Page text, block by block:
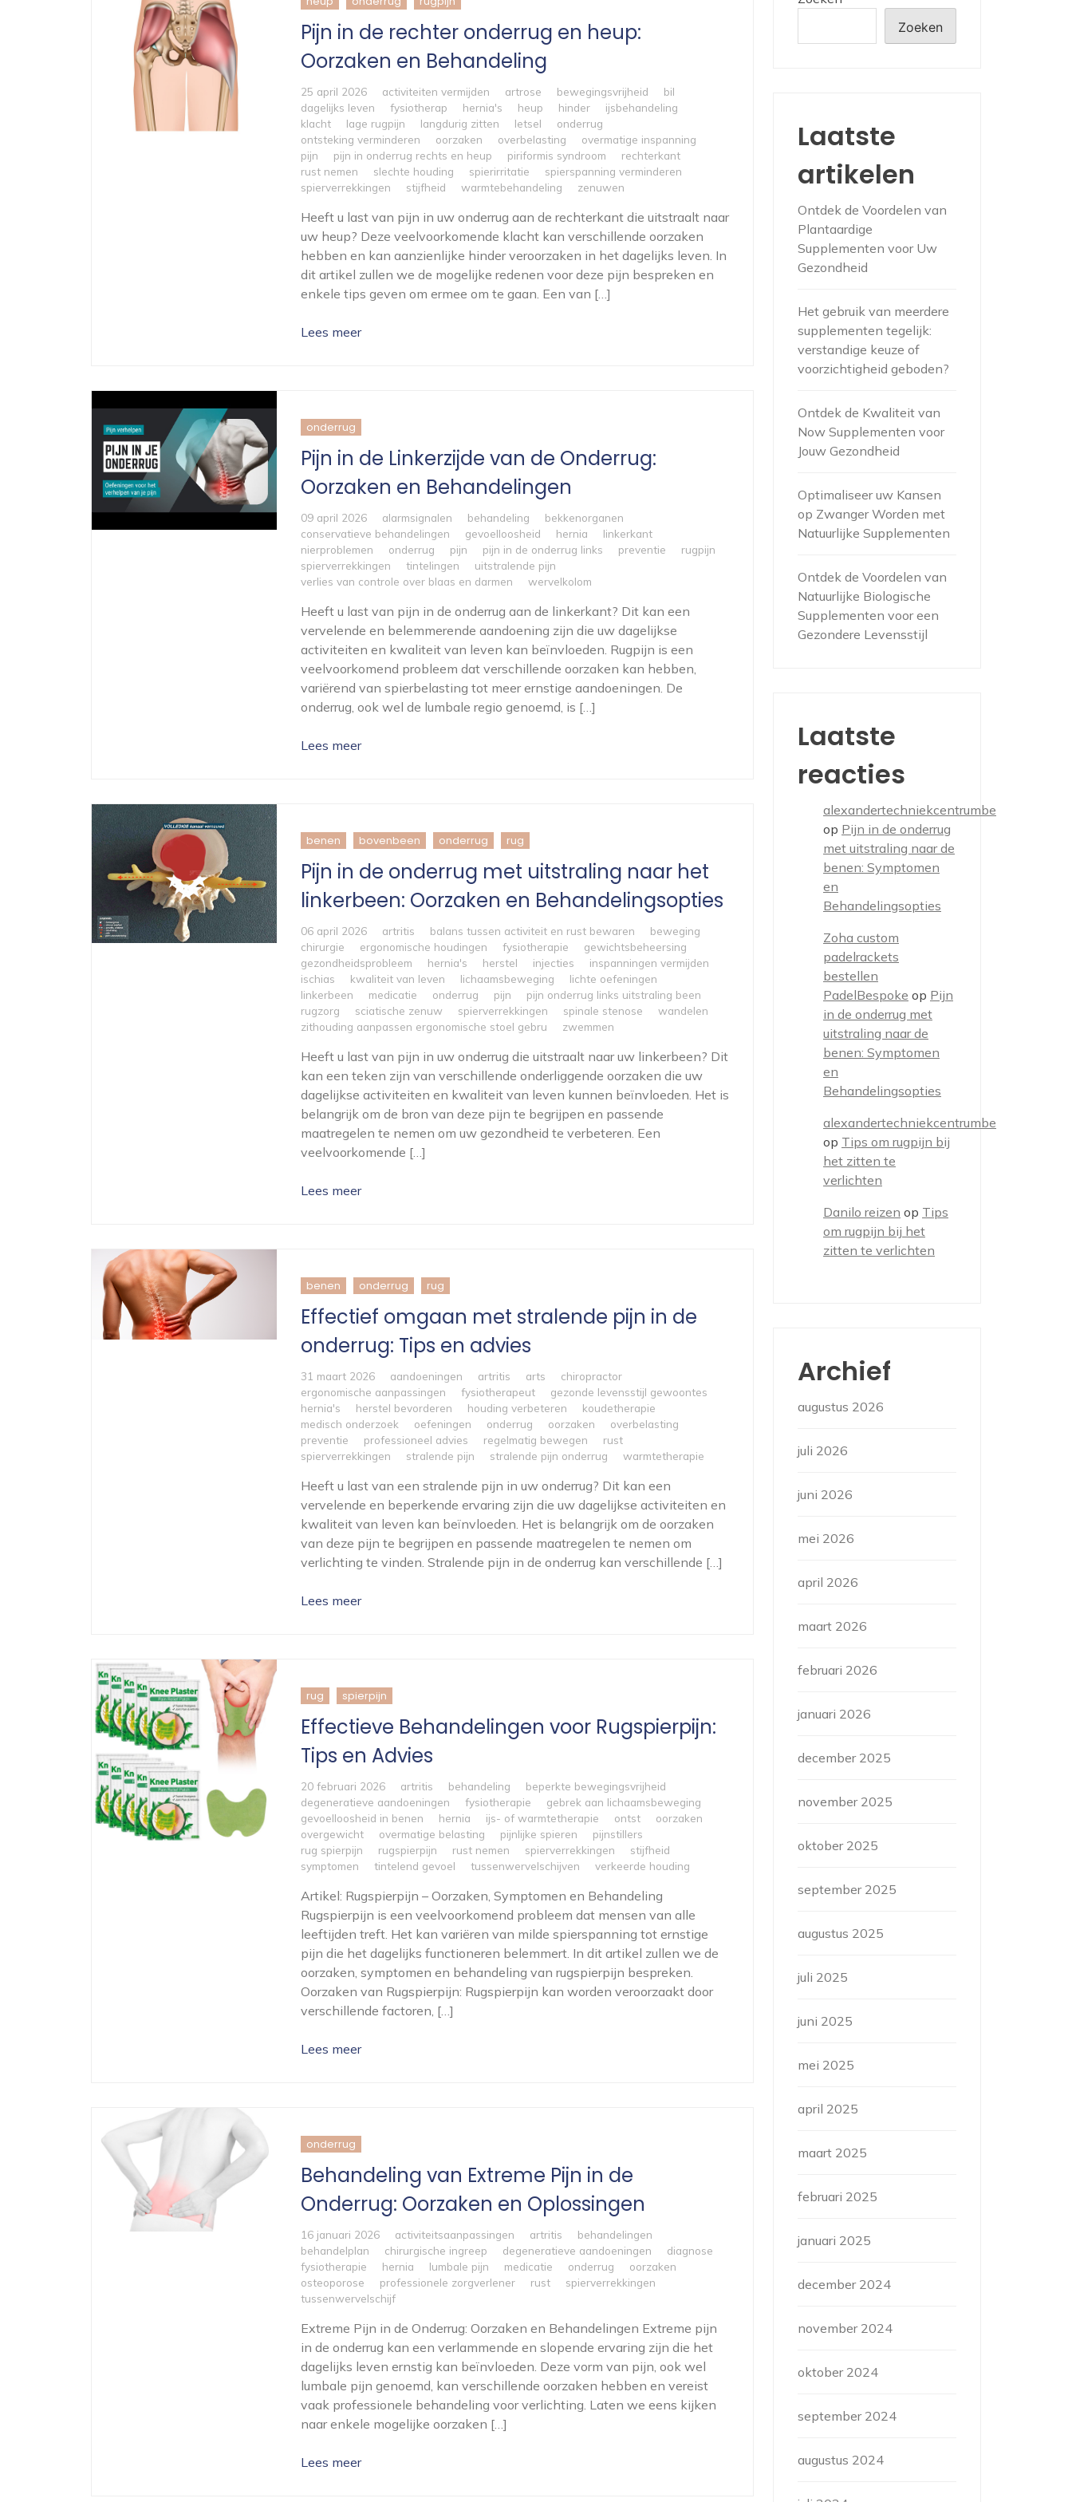
Pijn in de rechter onderrug en heup:
Oorzaken en Behandeling
25 april 2026 activiteiten vermijden artrose bewegingsvrijheid
bil
dagelijks leven
fysiotherap hernia's heup hinder
ijsbehandeling
klacht
lage rugpijn langdurig zitten letsel
onderrug
ontsteking verminderen
oorzaken overbelasting
overmatige inspanning
pijn
pijn in onderrug rechts en heup piriformis syndroom
rechterkant
rust nemen
slechte houding spierirritatie
spierspanning verminderen
spierverrekkingen
stijfheid warmtebehandeling zenuwen
Heeft u last van pijn in uw onderrug aan de rechterkant die uitstraalt naar
uw heup? Deze veelvoorkomende klacht kan verschillende oorzaken
hebben en kan aanzienlijke hinder veroorzaken in het dagelijks leven. In
dit artikel zullen we de mogelijke redenen voor deze pijn bespreken en
enkele tips geven om ermee om te gaan. Een van […]
Lees meer
onderrug
Pijn in de Linkerzijde van de Onderrug:
Oorzaken en Behandelingen
09 april 2026 alarmsignalen behandeling
bekkenorganen
conservatieve behandelingen
gevoelloosheid hernia
linkerkant
nierproblemen
onderrug pijn pijn in de onderrug links preventie
rugpijn
spierverrekkingen
tintelingen
uitstralende pijn
verlies van controle over blaas en darmen
wervelkolom
Heeft u last van pijn in de onderrug aan de linkerkant? Dit kan een
vervelende en belemmerende aandoening zijn die uw dagelijkse
activiteiten en kwaliteit van leven kan beïnvloeden. Rugpijn is een
veelvoorkomend probleem dat verschillende oorzaken kan hebben,
variërend van spierbelasting tot meer ernstige aandoeningen. De
onderrug, ook wel de lumbale regio genoemd, is […]
Lees meer
benen bovenbeen onderrug rug
Pijn in de onderrug met uitstraling naar het
linkerbeen: Oorzaken en Behandelingsopties
06 april 2026 artritis balans tussen activiteit en rust bewaren
beweging
chirurgie
ergonomische houdingen fysiotherapie
gewichtsbeheersing
gezondheidsprobleem
hernia's herstel injecties
inspanningen vermijden
ischias
kwaliteit van leven lichaamsbeweging
lichte oefeningen
linkerbeen
medicatie onderrug pijn
pijn onderrug links uitstraling been
rugzorg
sciatische zenuw spierverrekkingen spinale stenose
wandelen
zithouding aanpassen ergonomische stoel gebru
zwemmen
Heeft u last van pijn in uw onderrug die uitstraalt naar uw linkerbeen? Dit
kan een teken zijn van verschillende onderliggende oorzaken die uw
dagelijkse activiteiten en kwaliteit van leven kunnen beïnvloeden. Het is
belangrijk om de bron van deze pijn te begrijpen en passende
maatregelen te nemen om uw gezondheid te verbeteren. Een
veelvoorkomende […]
Lees meer
benen onderrug rug
Effectief omgaan met stralende pijn in de
onderrug: Tips en advies
31 maart 2026 aandoeningen artritis arts
chiropractor
ergonomische aanpassingen
fysiotherapeut
gezonde levensstijl gewoontes
hernia's
herstel bevorderen houding verbeteren
koudetherapie
medisch onderzoek
oefeningen onderrug oorzaken
overbelasting
preventie
professioneel advies regelmatig bewegen
rust
spierverrekkingen
stralende pijn stralende pijn onderrug warmtetherapie
Heeft u last van een stralende pijn in uw onderrug? Dit kan een
vervelende en beperkende ervaring zijn die uw dagelijkse activiteiten en
kwaliteit van leven kan beïnvloeden. Het is belangrijk om de oorzaken
van deze pijn te begrijpen en passende maatregelen te nemen om
verlichting te vinden. Stralende pijn in de onderrug kan verschillende […]
Lees meer
rug spierpijn
Effectieve Behandelingen voor Rugspierpijn:
Tips en Advies
20 februari 2026 artritis behandeling
beperkte bewegingsvrijheid
degeneratieve aandoeningen
fysiotherapie
gebrek aan lichaamsbeweging
gevoelloosheid in benen
hernia ijs- of warmtetherapie ontst
oorzaken
overgewicht
overmatige belasting pijnlijke spieren
pijnstillers
rug spierpijn
rugspierpijn rust nemen spierverrekkingen
stijfheid
symptomen
tintelend gevoel tussenwervelschijven verkeerde houding
Artikel: Rugspierpijn – Oorzaken, Symptomen en Behandeling
Rugspierpijn is een veelvoorkomend probleem dat mensen van alle
leeftijden treft. Het kan variëren van milde spierspanning tot ernstige
pijn die het dagelijks functioneren belemmert. In dit artikel zullen we de
oorzaken, symptomen en behandeling van rugspierpijn bespreken.
Oorzaken van Rugspierpijn: Rugspierpijn kan worden veroorzaakt door
verschillende factoren, […]
Lees meer
onderrug
Behandeling van Extreme Pijn in de
Onderrug: Oorzaken en Oplossingen
16 januari 2026 activiteitsaanpassingen artritis
behandelingen
behandelplan
chirurgische ingreep degeneratieve aandoeningen
diagnose
fysiotherapie
hernia lumbale pijn medicatie onderrug
oorzaken
osteoporose
professionele zorgverlener rust
spierverrekkingen
tussenwervelschijf
Extreme Pijn in de Onderrug: Oorzaken en Behandelingen Extreme pijn
in de onderrug kan een verlammende en slopende ervaring zijn die het
dagelijks leven ernstig kan beïnvloeden. Deze vorm van pijn, ook wel
lumbale pijn genoemd, kan verschillende oorzaken hebben en vereist
vaak professionele behandeling voor verlichting. Laten we eens kijken
naar enkele mogelijke oorzaken […]
Lees meer
Zoeken
Laatste
artikelen
Ontdek de Voordelen van
Plantaardige
Supplementen voor Uw
Gezondheid
Het gebruik van meerdere
supplementen tegelijk:
verstandige keuze of
voorzichtigheid geboden?
Ontdek de Kwaliteit van
Now Supplementen voor
Jouw Gezondheid
Optimaliseer uw Kansen
op Zwanger Worden met
Natuurlijke Supplementen
Ontdek de Voordelen van
Natuurlijke Biologische
Supplementen voor een
Gezondere Levensstijl
Laatste
reacties
alexandertechniekcentrumbe
op Pijn in de onderrug
met uitstraling naar de
benen: Symptomen
en
Behandelingsopties
Zoha custom
padelrackets
bestellen
PadelBespoke op Pijn
in de onderrug met
uitstraling naar de
benen: Symptomen
en
Behandelingsopties
alexandertechniekcentrumbe
op Tips om rugpijn bij
het zitten te
verlichten
Danilo reizen op Tips
om rugpijn bij het
zitten te verlichten
Archief
augustus 2026
juli 2026
juni 2026
mei 2026
april 2026
maart 2026
februari 2026
januari 2026
december 2025
november 2025
oktober 2025
september 2025
augustus 2025
juli 2025
juni 2025
mei 2025
april 2025
maart 2025
februari 2025
januari 2025
december 2024
november 2024
oktober 2024
september 2024
augustus 2024